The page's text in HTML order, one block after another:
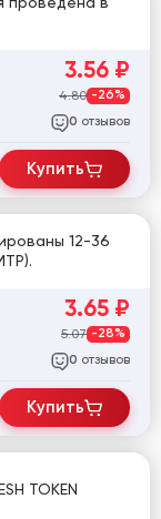
3.56 ₽
4.80 -26%
0 отзывов
Купить
12-36
3.65 ₽
5.07 -28%
0 отзывов
Купить
TOKEN